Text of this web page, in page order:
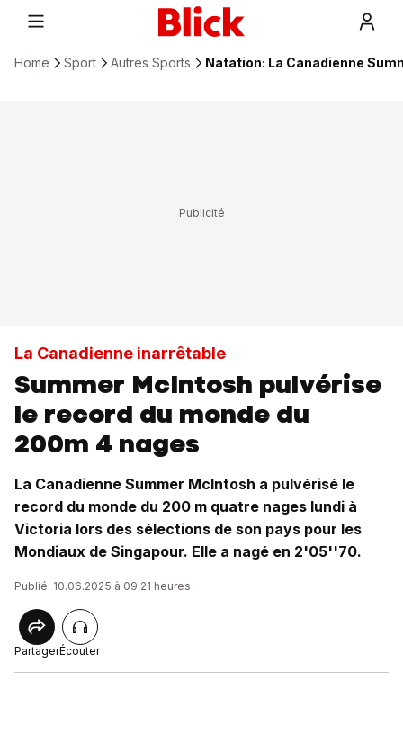
Home Sport Autres Sports Natation: La Canadienne
La Canadienne inarrêtable
Summer McIntosh pulvérise
le record du monde du
200m 4 nages
La Canadienne Summer McIntosh a pulvérisé le
record du monde du 200 m quatre nages lundi à
Victoria lors des sélections de son pays pour les
Mondiaux de Singapour. Elle a nagé en 2'05''70.
Publié: 10.06.2025 à 09:21 heures
PartagerÉcouter